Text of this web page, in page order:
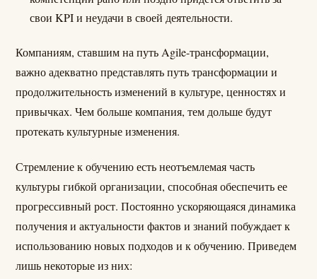
свои KPI и неудачи в своей деятельности.
Компаниям, ставшим на путь Agile-трансформации,
важно адекватно представлять путь трансформации и
продолжительность изменений в культуре, ценностях и
привычках. Чем больше компания, тем дольше будут
протекать культурные изменения.
Стремление к обучению есть неотъемлемая часть
культуры гибкой организации, способная обеспечить ее
прогрессивный рост. Постоянно ускоряющаяся динамика
получения и актуальности фактов и знаний побуждает к
использованию новых подходов и к обучению. Приведем
лишь некоторые из них: